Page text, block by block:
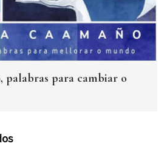
palabras para cambiar o